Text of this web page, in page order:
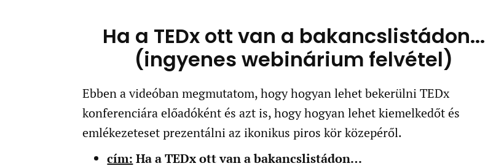
Ha a TEDx ott van a bakancslistádon...
(ingyenes webinárium felvétel)
Ebben a videóban megmutatom, hogy hogyan lehet bekerülni TEDx
konferenciára előadóként és azt is, hogy hogyan lehet kiemelkedőt és
emlékezeteset prezentálni az ikonikus piros kör közepéről.
cím: Ha a TEDx ott van a bakancslistádon…